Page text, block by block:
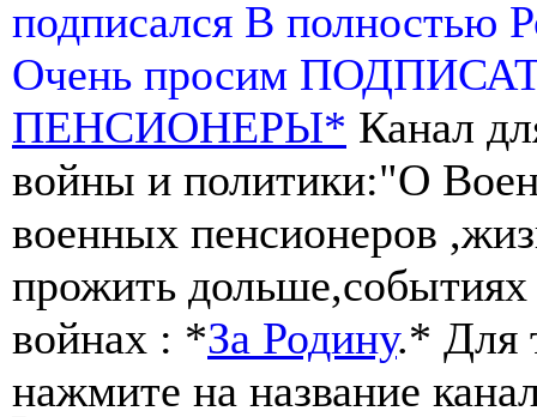
подписался В полностью
Очень просим
ПЕНСИОНЕРЫ* Канал
войны и политики:"О
военных пенсионеров
прожить
войнах : *За Родину.* Для
нажмите на название